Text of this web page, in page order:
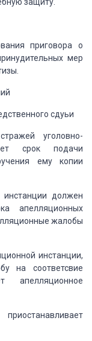
приговора о
мер
сдуьи
уголовно-
срок подачи
ему копии
должен
апелляционных
жалобы
инстанции,
на соответсвие